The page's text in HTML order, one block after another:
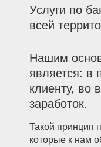
Услуги по
всей
Нашим
является: в
клиенту, во
заработок.
Такой принцип
которые к нам